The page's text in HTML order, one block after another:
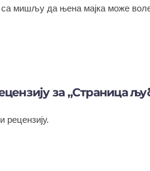
мишљу да њена мајка може
за „Страница
рецензију.